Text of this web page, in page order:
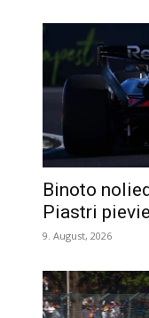
Binoto
Piastri
9. August, 2026